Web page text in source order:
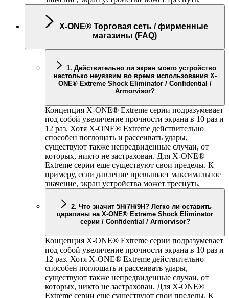
X-ONE® Торговая сеть / фирменные
магазины (FAQ)
1. Действительно ли экран моего устройство
настолько неуязвим во время использования X-
ONE® Extreme Shock Eliminator / Confidential /
Armorvisor?
Концепция X-ONE® Extreme серии подразумевает
под собой увеличение прочности экрана в 10 раз и
12 раз. Хотя X-ONE® Extreme действительно
способен поглощать и рассеивать удары,
существуют также непредвиденные случаи, от
которых, никто не застрахован. Для X-ONE®
Extreme серии еще существуют свои пределы. К
примеру, если давление превышает максимальное
значение, экран устройства может треснуть.
2. Что значит 5H/7H/9H? Легко ли оставить
царапины на X-ONE® Extreme Shock Eliminator
серии / Confidential / Armorvisor?
Концепция X-ONE® Extreme серии подразумевает
под собой увеличение прочности экрана в 10 раз и
12 раз. Хотя X-ONE® Extreme действительно
способен поглощать и рассеивать удары,
существуют также непредвиденные случаи, от
которых, никто не застрахован. Для X-ONE®
Extreme серии еще существуют свои пределы. К